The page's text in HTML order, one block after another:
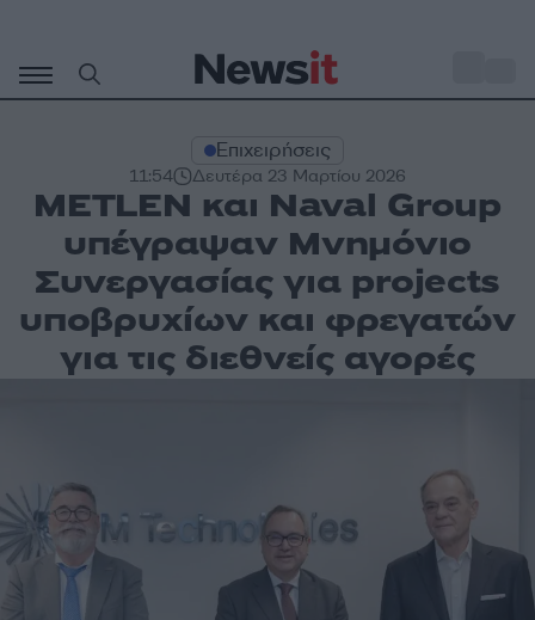
περιεχόμενο
Επιχειρήσεις
11:54 Δευτέρα 23 Μαρτίου 2026
METLEN και Naval Group
υπέγραψαν Μνημόνιο
Συνεργασίας για projects
υποβρυχίων και φρεγατών
για τις διεθνείς αγορές